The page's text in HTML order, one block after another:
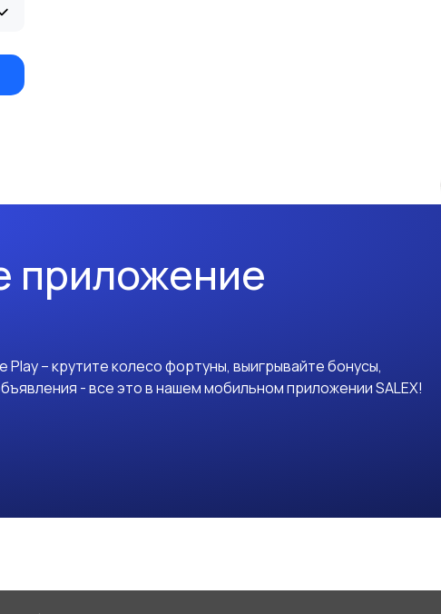
приложение
– крутите колесо фортуны, выигрывайте бонусы,
- все это в нашем мобильном приложении SALEX!